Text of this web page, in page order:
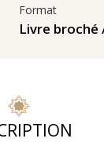
Format
Livre